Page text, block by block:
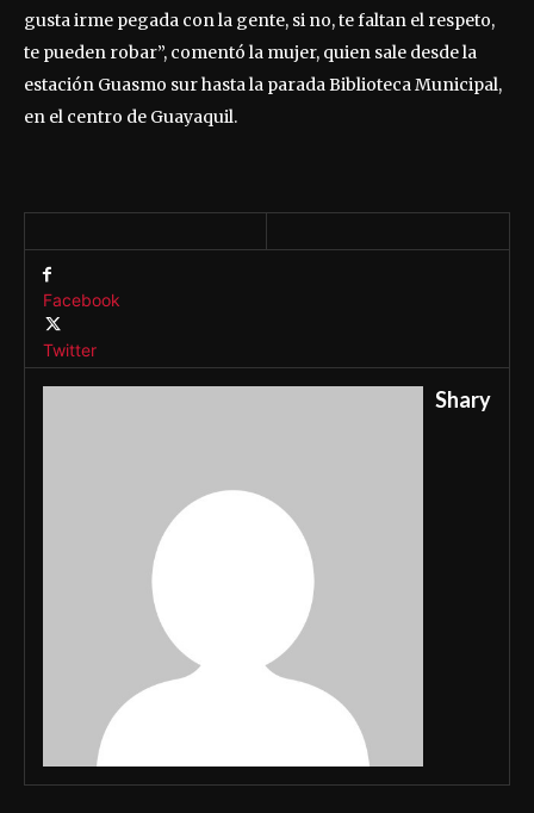
gusta irme pegada con la gente, si no, te faltan el respeto,
te pueden robar”, comentó la mujer, quien sale desde la
estación Guasmo sur hasta la parada Biblioteca Municipal,
en el centro de Guayaquil.
Facebook
Twitter
Shary